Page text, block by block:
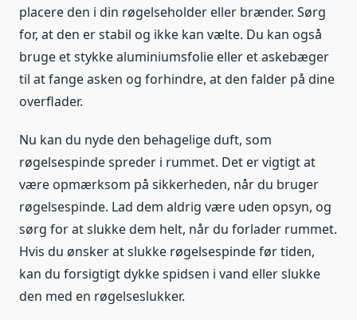
placere den i din røgelseholder eller brænder. Sørg
for, at den er stabil og ikke kan vælte. Du kan også
bruge et stykke aluminiumsfolie eller et askebæger
til at fange asken og forhindre, at den falder på dine
overflader.
Nu kan du nyde den behagelige duft, som
røgelsespinde spreder i rummet. Det er vigtigt at
være opmærksom på sikkerheden, når du bruger
røgelsespinde. Lad dem aldrig være uden opsyn, og
sørg for at slukke dem helt, når du forlader rummet.
Hvis du ønsker at slukke røgelsespinde før tiden,
kan du forsigtigt dykke spidsen i vand eller slukke
den med en røgelseslukker.